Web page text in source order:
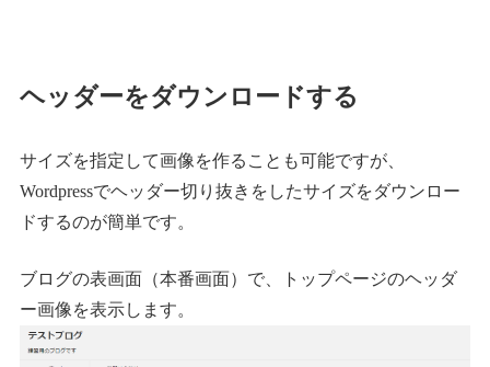
ヘッダーをダウンロードする
サイズを指定して画像を作ることも可能ですが、
Wordpressでヘッダー切り抜きをしたサイズをダウンロー
ドするのが簡単です。
ブログの表画面（本番画面）で、トップページのヘッダ
ー画像を表示します。